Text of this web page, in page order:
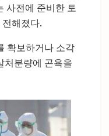
사전에 준비한 토
해졌다.
확보하거나 소각
처분량에 곤욕을